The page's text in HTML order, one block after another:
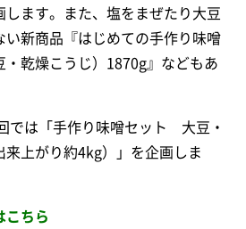
します。また、塩をまぜたり大豆
い新商品『はじめての手作り味噌
・乾燥こうじ）1870g』などもあ
では「手作り味噌セット 大豆・
来上がり約4kg）」を企画しま
こちら